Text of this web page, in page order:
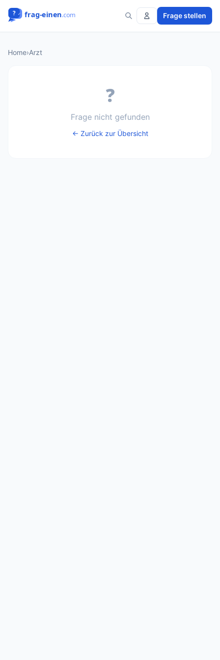
Frage stellen
Home›Arzt
❓
Frage nicht gefunden
← Zurück zur Übersicht